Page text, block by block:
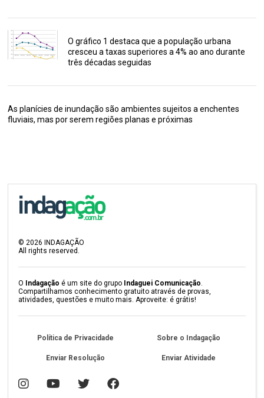
O gráfico 1 destaca que a população urbana
cresceu a taxas superiores a 4% ao ano durante
três décadas seguidas
As planícies de inundação são ambientes sujeitos a enchentes
fluviais, mas por serem regiões planas e próximas
©2026 INDAGAÇÃO
All rights reserved.
O Indagação é um site do grupo Indaguei Comunicação.
Compartilhamos conhecimento gratuito através de provas,
atividades, questões e muito mais. Aproveite: é grátis!
Política de Privacidade Sobre o Indagação
Enviar Resolução Enviar Atividade